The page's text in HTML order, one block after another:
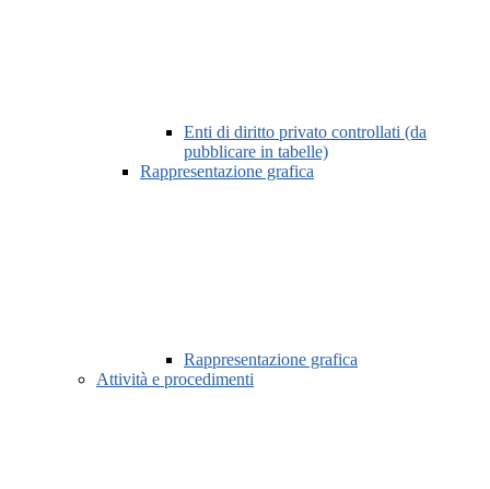
Enti di diritto privato controllati (da
pubblicare in tabelle)
Rappresentazione grafica
Rappresentazione grafica
Attività e procedimenti